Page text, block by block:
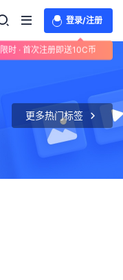
登录/注册
限时 · 首次注册即送10C币
更多热门标签